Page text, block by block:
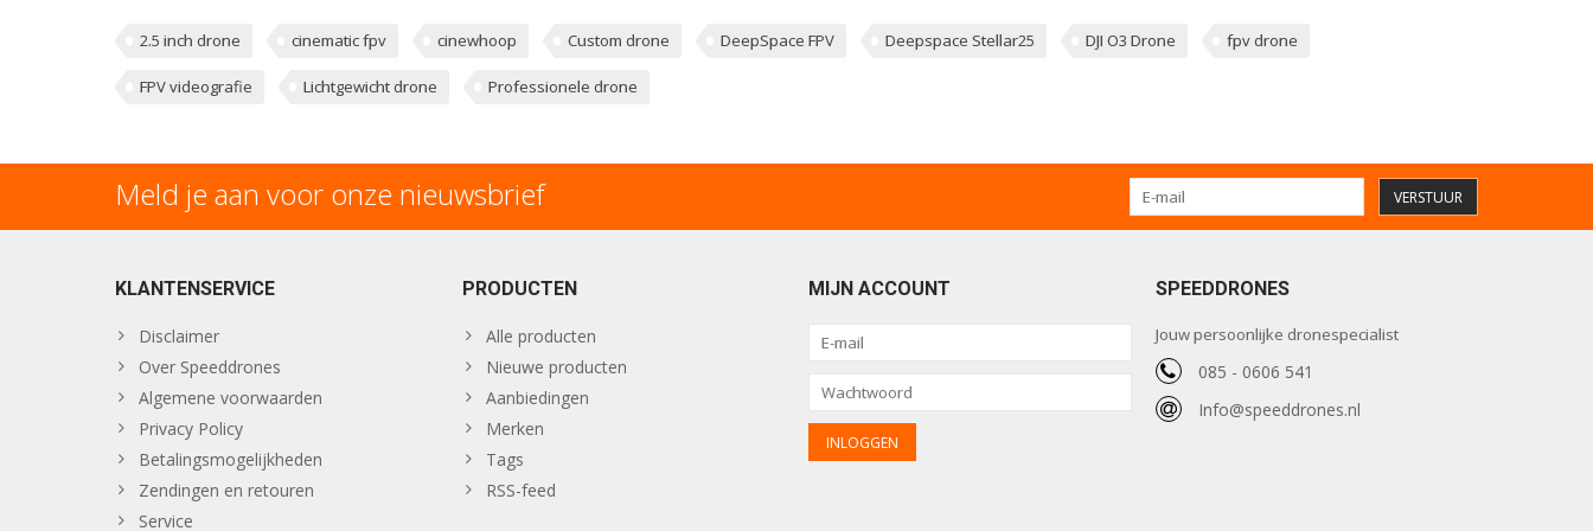
2.5 inch drone cinematic fpv cinewhoop Custom drone DeepSpace FPV Deepspace Stellar25 DJI O3 Drone fpv drone
FPV videografie Lichtgewicht drone Professionele drone
Meld je aan voor onze nieuwsbrief VERSTUUR
KLANTENSERVICE
Disclaimer
Over Speeddrones
Algemene voorwaarden
Privacy Policy
Betalingsmogelijkheden
Zendingen en retouren
Service
PRODUCTEN
Alle producten
Nieuwe producten
Aanbiedingen
Merken
Tags
RSS-feed
MIJN ACCOUNT SPEEDDRONES
Jouw persoonlijke dronespecialist
085 - 0606 541
Info@speeddrones.nl